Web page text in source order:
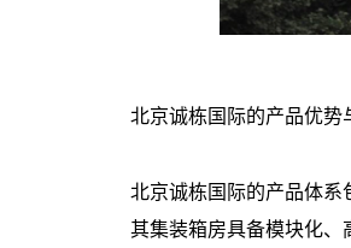
北京诚栋国际的产品优势
北京诚栋国际的产品体系
其集装箱房具备模块化、